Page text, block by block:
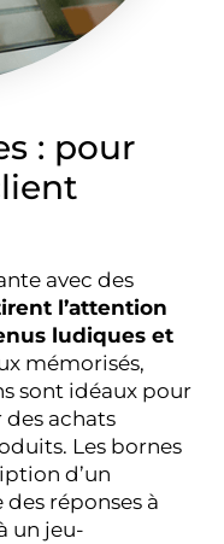
: pour
avec des
l’attention
ludiques et
mémorisés,
sont idéaux pour
achats
Les bornes
d’un
réponses à
un jeu-